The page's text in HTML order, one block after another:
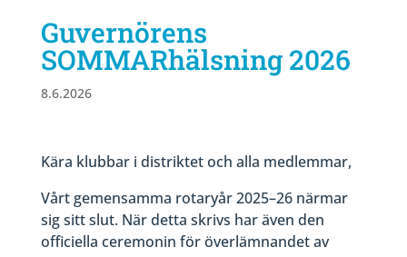
Guvernörens
SOMMARhälsning 2026
8.6.2026
Kära klubbar i distriktet och alla medlemmar,
Vårt gemensamma rotaryår 2025–26 närmar
sig sitt slut. När detta skrivs har även den
officiella ceremonin för överlämnandet av